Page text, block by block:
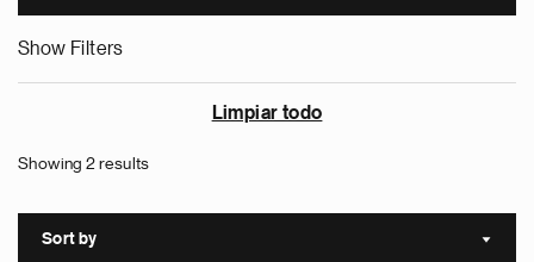
Show Filters
Limpiar todo
Showing 2 results
Sort by Sort